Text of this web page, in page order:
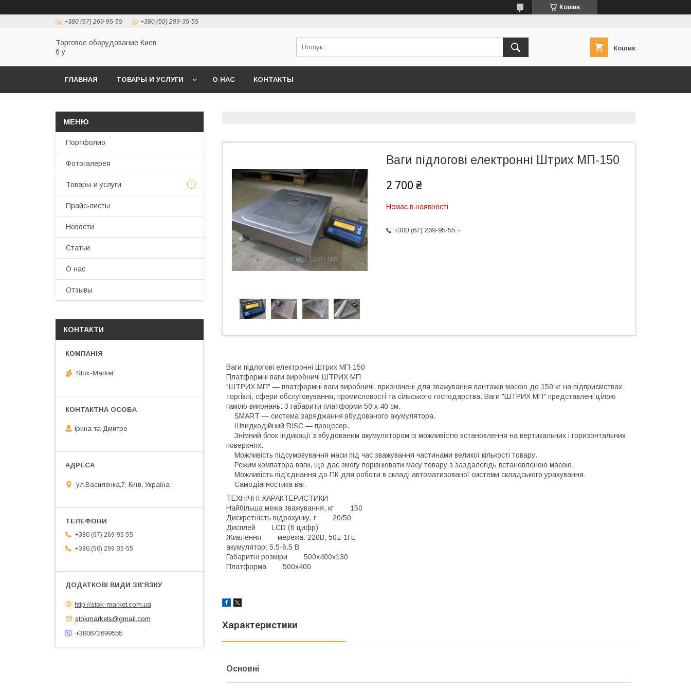
Кошик
+380 (67) 269-95-55 +380 (50) 299-35-55
Торговое оборудование Киев
б у
Кошик
ГЛАВНАЯ ТОВАРЫ И УСЛУГИ О НАС КОНТАКТЫ
Ваги підлогові електронні Штрих МП-150
2 700 ₴
Немає в наявності
+380 (67) 269-95-55
Ваги підлогові електронні Штрих МП-150
Платформні ваги виробничі ШТРИХ МП
"ШТРИХ МП" — платформні ваги виробничі, призначені для зважування вантажів масою до 150 кг на підприємствах
торгівлі, сфери обслуговування, промисловості та сільського господарства. Ваги "ШТРИХ МП" представлені цілою
гамою виконань: 3 габарити платформи 50 х 40 см.
SMART — система заряджання вбудованого акумулятора.
Швидкодійний RISC — процесор.
Знімний блок індикації з вбудованим акумулятором із можливістю встановлення на вертикальних і горизонтальних
поверхнях.
Можливість підсумовування маси під час зважування частинами великої кількості товару.
Режим компатора ваги, що дає змогу порівнювати масу товару з заздалегідь встановленою масою.
Можливість під'єднання до ПК для роботи в складі автоматизованої системи складського урахування.
Самодіагностика ваг.
ТЕХНІЧНІ ХАРАКТЕРИСТИКИ
Найбільша межа зважування, кг 150
Дискретність відрахунку, г 20/50
Дисплей LCD (6 цифр)
Живлення мережа: 220В, 50± 1Гц
акумулятор: 5.5-6.5 В
Габаритні розміри 500x400x130
Платформа 500x400
Характеристики
Основні
Портфолио
Фотогалерея
Товары и услуги
Прайс-листы
Новости
Статьи
О нас
Отзывы
КОНТАКТИ
Stok-Market
Ірина та Дмитро
ул.Василенка,7, Київ, Україна
+380 (67) 269-95-55
+380 (50) 299-35-55
http://stok-market.com.ua
stokmarkets@gmail.com
+380672699555